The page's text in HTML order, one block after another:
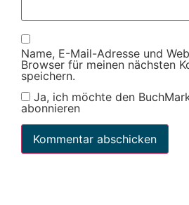
Name, E-Mail-Adresse und
Browser für meinen nächsten
speichern.
Ja, ich möchte den
abonnieren